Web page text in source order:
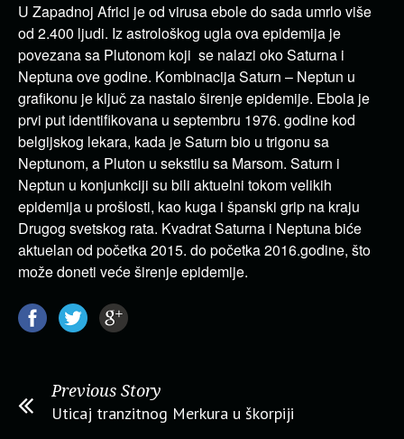
U Zapadnoj Africi je od virusa ebole do sada umrlo više
od 2.400 ljudi. Iz astrološkog ugla ova epidemija je
povezana sa Plutonom koji se nalazi oko Saturna i
Neptuna ove godine. Kombinacija Saturn – Neptun u
grafikonu je ključ za nastalo širenje epidemije. Ebola je
prvi put identifikovana u septembru 1976. godine kod
belgijskog lekara, kada je Saturn bio u trigonu sa
Neptunom, a Pluton u sekstilu sa Marsom. Saturn i
Neptun u konjunkciji su bili aktuelni tokom velikih
epidemija u prošlosti, kao kuga i španski grip na kraju
Drugog svetskog rata. Kvadrat Saturna i Neptuna biće
aktuelan od početka 2015. do početka 2016.godine, što
može doneti veće širenje epidemije.
Previous Story
Uticaj tranzitnog Merkura u škorpiji